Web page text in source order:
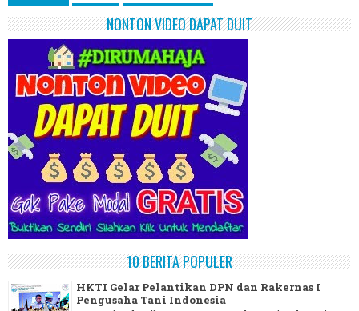
NONTON VIDEO DAPAT DUIT
10 BERITA POPULER
HKTI Gelar Pelantikan DPN dan Rakernas I
Pengusaha Tani Indonesia